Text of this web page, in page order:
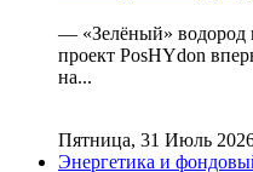
— «Зелёный» водород
проект PosHYdon
на...
Пятница, 31 Июль
Энергетика и